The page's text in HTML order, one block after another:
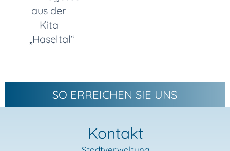
aus der
Kita
„Haseltal“
SO ERREICHEN SIE UNS
Kontakt